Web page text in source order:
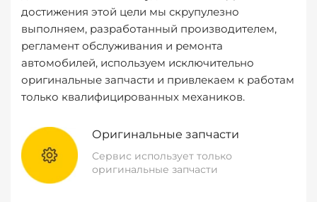
достижения этой цели мы скрупулезно
выполняем, разработанный производителем,
регламент обслуживания и ремонта
автомобилей, используем исключительно
оригинальные запчасти и привлекаем к работам
только квалифицированных механиков.
Оригинальные запчасти
Сервис использует только
оригинальные запчасти